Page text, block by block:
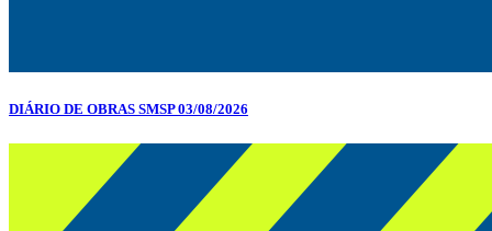
DIÁRIO DE OBRAS SMSP 03/08/2026